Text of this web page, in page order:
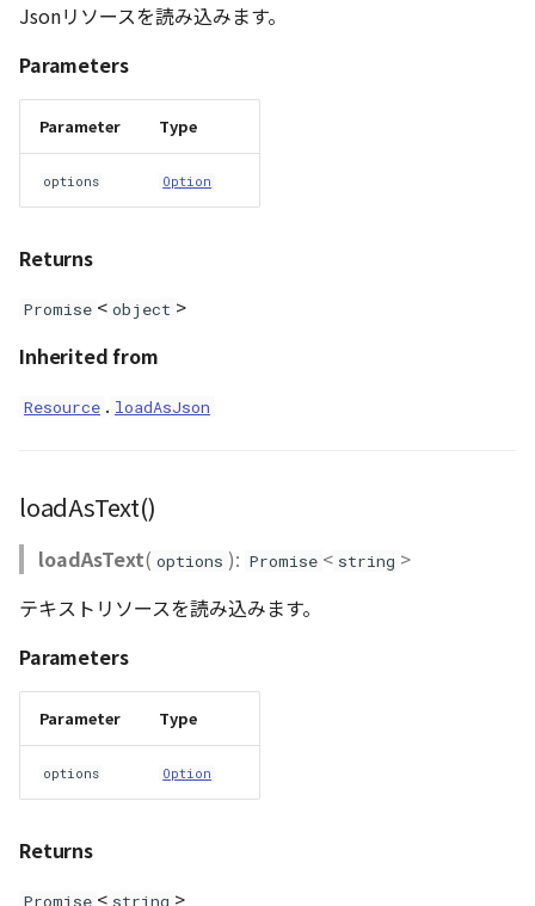
Jsonリソースを読み込みます。
Parameters
Parameter Type
options Option
Returns
Promise < object >
Inherited from
Resource . loadAsJson
loadAsText()
loadAsText( options ): Promise < string >
テキストリソースを読み込みます。
Parameters
Parameter Type
options Option
Returns
Promise < string >